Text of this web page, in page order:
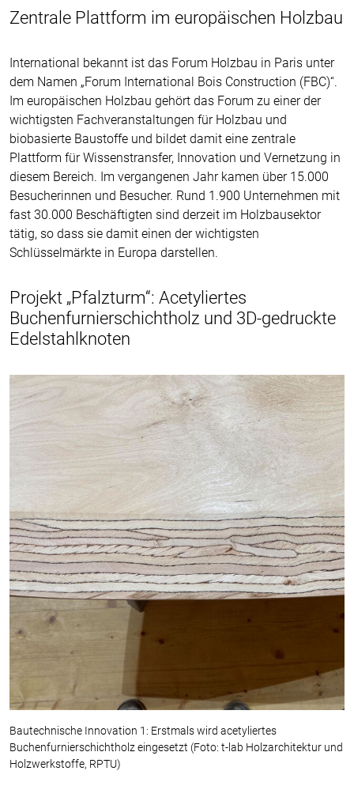
Zentrale Plattform im europäischen Holzbau
International bekannt ist das Forum Holzbau in Paris unter
dem Namen „Forum International Bois Construction (FBC)“.
Im europäischen Holzbau gehört das Forum zu einer der
wichtigsten Fachveranstaltungen für Holzbau und
biobasierte Baustoffe und bildet damit eine zentrale
Plattform für Wissenstransfer, Innovation und Vernetzung in
diesem Bereich. Im vergangenen Jahr kamen über 15.000
Besucherinnen und Besucher. Rund 1.900 Unternehmen mit
fast 30.000 Beschäftigten sind derzeit im Holzbausektor
tätig, so dass sie damit einen der wichtigsten
Schlüsselmärkte in Europa darstellen.
Projekt „Pfalzturm“: Acetyliertes
Buchenfurnierschichtholz und 3D-gedruckte
Edelstahlknoten
Bautechnische Innovation 1: Erstmals wird acetyliertes
Buchenfurnierschichtholz eingesetzt (Foto: t-lab Holzarchitektur und
Holzwerkstoffe, RPTU)